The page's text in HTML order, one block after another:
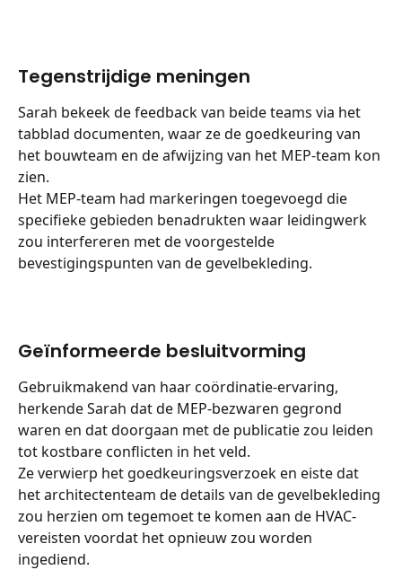
Tegenstrijdige meningen
Sarah bekeek de feedback van beide teams via het
tabblad documenten, waar ze de goedkeuring van
het bouwteam en de afwijzing van het MEP-team kon
zien.
Het MEP-team had markeringen toegevoegd die
specifieke gebieden benadrukten waar leidingwerk
zou interfereren met de voorgestelde
bevestigingspunten van de gevelbekleding.
Geïnformeerde besluitvorming
Gebruikmakend van haar coördinatie-ervaring,
herkende Sarah dat de MEP-bezwaren gegrond
waren en dat doorgaan met de publicatie zou leiden
tot kostbare conflicten in het veld.
Ze verwierp het goedkeuringsverzoek en eiste dat
het architectenteam de details van de gevelbekleding
zou herzien om tegemoet te komen aan de HVAC-
vereisten voordat het opnieuw zou worden
ingediend.